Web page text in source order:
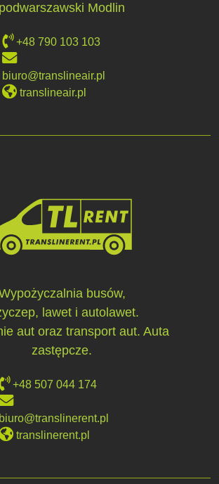
podwarszawski Modlin
+48 790 103 103
biuro@translineair.pl
translineair.pl
busów,
lawet i autolawet.
aut oraz transport aut. Auta
zastępcze.
+48 507 044 174
biuro@translinerent.pl
translinerent.pl